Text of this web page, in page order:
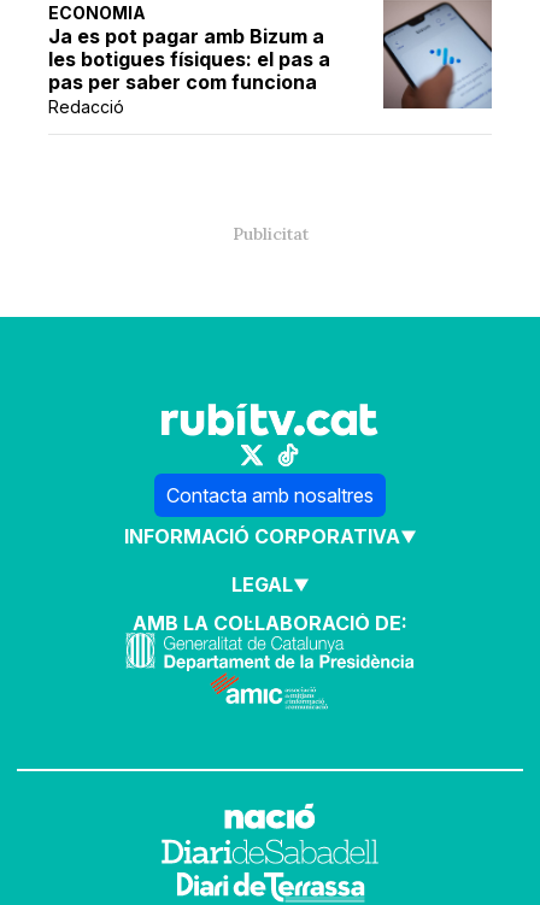
ECONOMIA
Ja es pot pagar amb Bizum a
les botigues físiques: el pas a
pas per saber com funciona
Redacció
Contacta amb nosaltres
INFORMACIÓ CORPORATIVA
LEGAL
AMB LA COL·LABORACIÓ DE: